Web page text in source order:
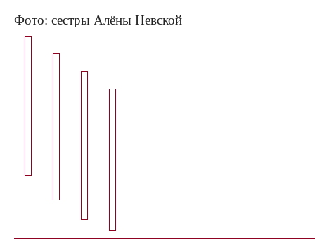
Фото: сестры Алёны Невской